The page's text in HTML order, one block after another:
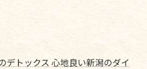
デトックス 心地良い新潟のダイ